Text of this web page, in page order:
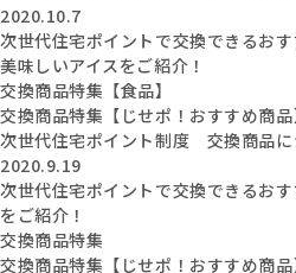
2020.10.7
次世代住宅ポイントで交換できるお
美味しいアイスをご紹介！
交換商品特集【食品】
交換商品特集【じせポ！おすすめ商品
次世代住宅ポイント制度 交換商品に
2020.9.19
次世代住宅ポイントで交換できるお
をご紹介！
交換商品特集
交換商品特集【じせポ！おすすめ商品